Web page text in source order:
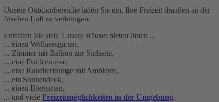
Unsere Outdoorbereiche laden Sie ein, Ihre Freizeit draußen an der
frischen Luft zu verbringen.
Entfalten Sie sich. Unsere Häuser bieten Ihnen ...
... einen Wellnessgarten,
... Zimmer mit Balkon zur Südseite,
... eine Dachterrasse,
... eine Raucherlounge mit Ambiente,
... ein Sonnendeck,
... einen Biergarten,
... und viele Freizeitmöglichkeiten in der Umgebung.